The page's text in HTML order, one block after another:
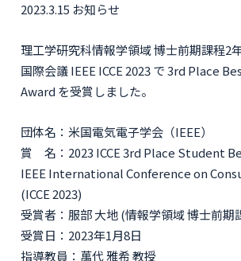
2023.3.15 お知らせ
理工学研究科情報学領域 博士前期課程2
国際会議 IEEE ICCE 2023 で 3rd Place
Award を受賞しました。
団体名：米国電気電子学会（IEEE）
賞 名：2023 ICCE 3rd Place Student
IEEE International Conference on
(ICCE 2023)
受賞者：服部 大地 (情報学領域 博士前期
受賞日：2023年1月8日
指導教員：萬代 雅希 教授